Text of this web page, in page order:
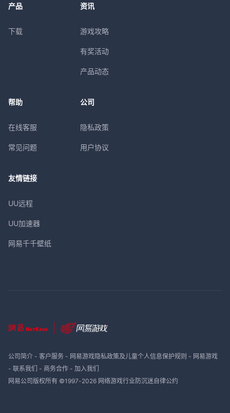
产品
下载
资讯
游戏攻略
有奖活动
产品动态
帮助
在线客服
常见问题
公司
隐私政策
用户协议
友情链接
UU远程
UU加速器
网易千千壁纸
公司简介- 客户服务- 网易游戏隐私政策及儿童个人信息保护规则 - 网易游戏
- 联系我们 - 商务合作- 加入我们
网易公司版权所有 ©1997-2026 网络游戏行业防沉迷自律公约